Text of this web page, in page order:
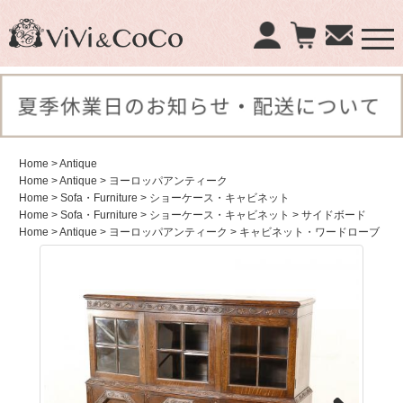
Home > Antique
Home > Antique > ヨーロッパアンティーク
Home > Sofa・Furniture > ショーケース・キャビネット
Home > Sofa・Furniture > ショーケース・キャビネット > サイドボード
Home > Antique > ヨーロッパアンティーク > キャビネット・ワードローブ
×
商品検索：